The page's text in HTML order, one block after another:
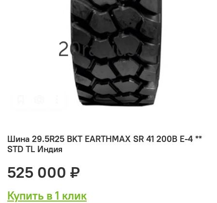
Шина 29.5R25 BKT EARTHMAX SR 41 200B E-4 **
STD TL Индия
525 000 ₽
Купить в 1 клик